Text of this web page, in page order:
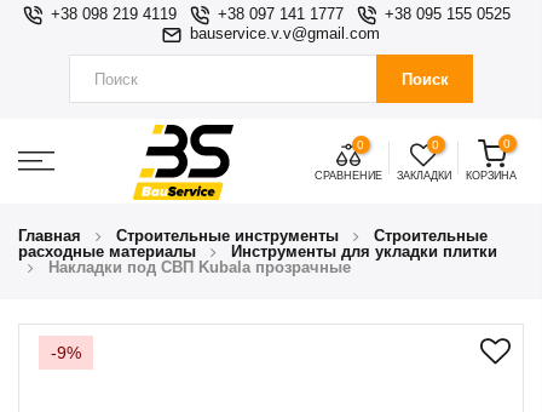
+38 098 219 4119 +38 097 141 1777
+38 095 155 0525
bauservice.v.v@gmail.com
Поиск
0
СРАВНЕНИЕ
0
ЗАКЛАДКИ
0
КОРЗИНА
Главная Строительные инструменты
Строительные
расходные материалы
Инструменты для укладки плитки
Накладки под СВП Kubala прозрачные
-9%